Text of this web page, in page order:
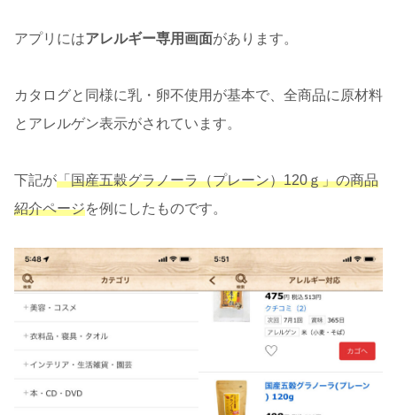
アプリにはアレルギー専用画面があります。
カタログと同様に乳・卵不使用が基本で、全商品に原材料
とアレルゲン表示がされています。
下記が「国産五穀グラノーラ（プレーン）120ｇ」の商品
紹介ページを例にしたものです。